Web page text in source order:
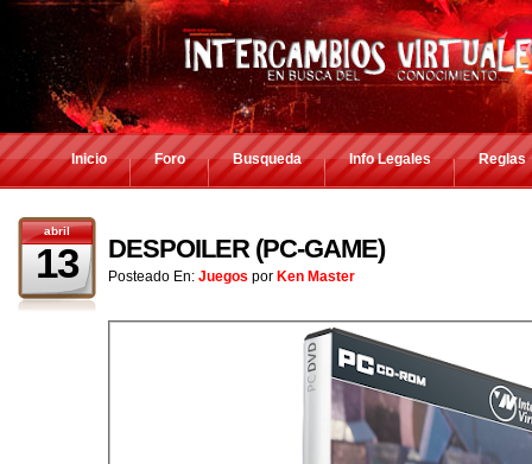
Inicio Foro Busqueda Info Legales Reglas
abril
13 DESPOILER (PC-GAME)
Posteado En: Juegos por Ken Master